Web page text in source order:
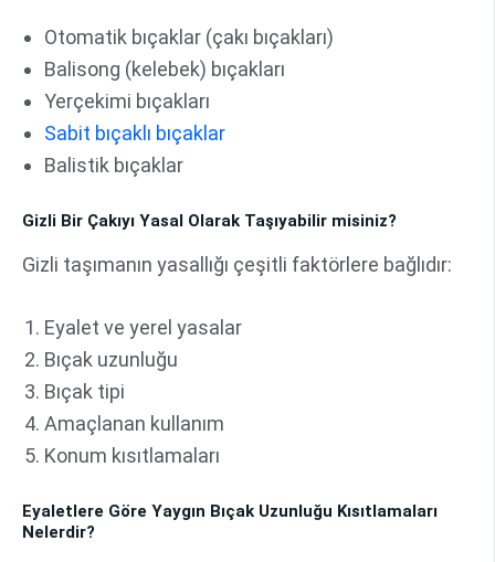
Otomatik bıçaklar (çakı bıçakları)
Balisong (kelebek) bıçakları
Yerçekimi bıçakları
Sabit bıçaklı bıçaklar
Balistik bıçaklar
Gizli Bir Çakıyı Yasal Olarak Taşıyabilir misiniz?
Gizli taşımanın yasallığı çeşitli faktörlere bağlıdır:
Eyalet ve yerel yasalar
Bıçak uzunluğu
Bıçak tipi
Amaçlanan kullanım
Konum kısıtlamaları
Eyaletlere Göre Yaygın Bıçak Uzunluğu Kısıtlamaları
Nelerdir?